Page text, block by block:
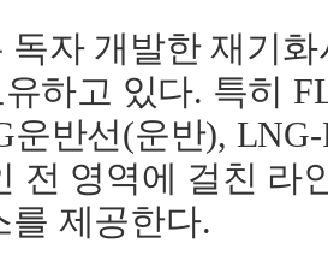
자 개발한 재기화
하고 있다. 특히
운반선(운반),
전 영역에 걸친 라
를 제공한다.